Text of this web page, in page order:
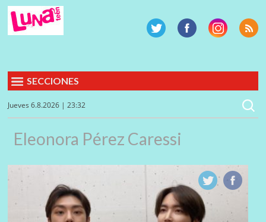
SECCIONES
Jueves 6.8.2026 | 23:32
Eleonora Pérez Caressi